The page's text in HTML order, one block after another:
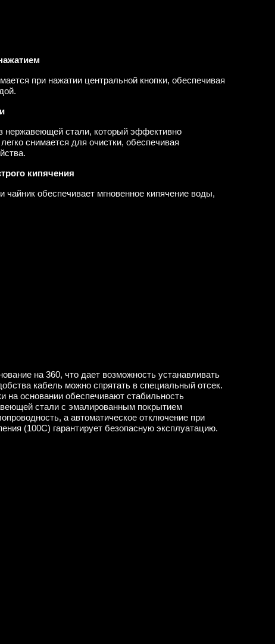
при нажатии центральной кнопки, обеспечивая
нержавеющей стали, который эффективно
снимается для очистки, обеспечивая
кипячения
чайник обеспечивает мгновенное кипячение воды,
на 360, что дает возможность устанавливать
кабель можно спрятать в специальный отсек.
на основании обеспечивают стабильность
стали с эмалированным покрытием
а автоматическое отключение при
(100C) гарантирует безопасную эксплуатацию.